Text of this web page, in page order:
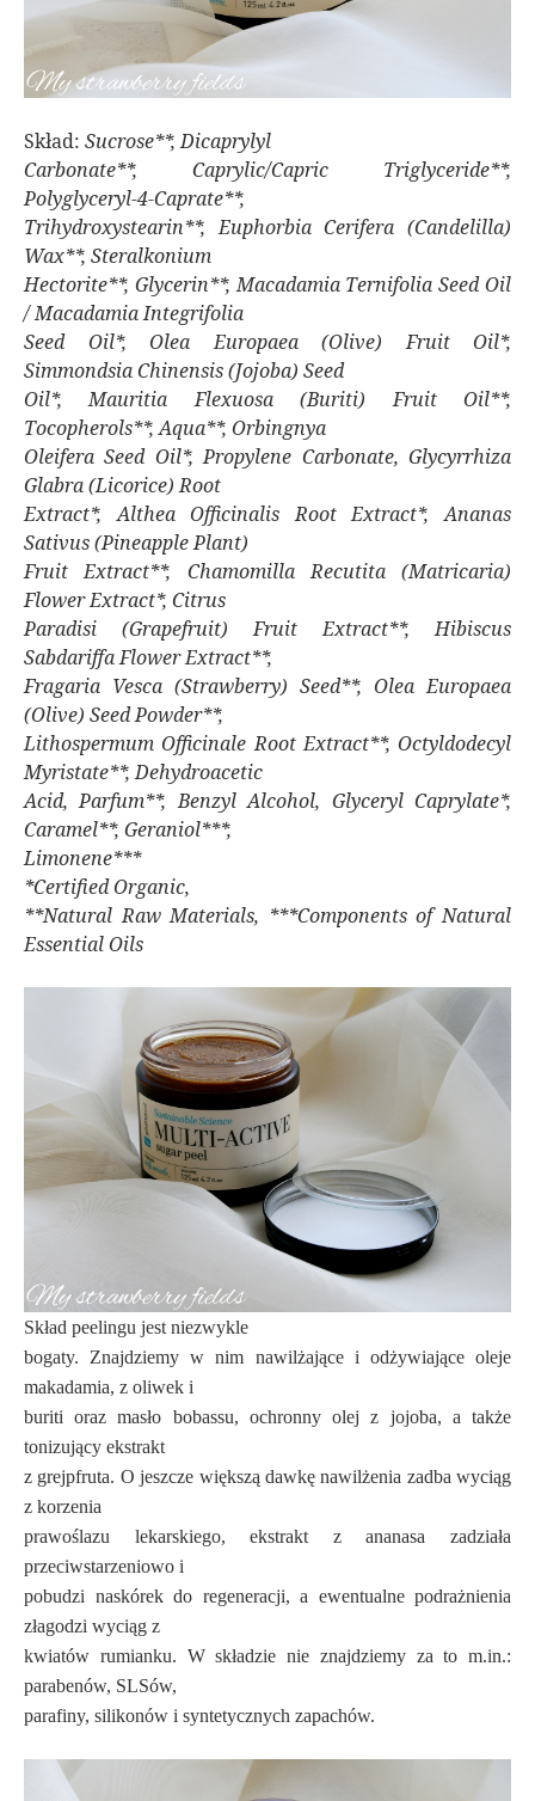
Skład: Sucrose**, Dicaprylyl
Carbonate**, Caprylic/Capric Triglyceride**,
Polyglyceryl-4-Caprate**,
Trihydroxystearin**, Euphorbia Cerifera (Candelilla)
Wax**, Steralkonium
Hectorite**, Glycerin**, Macadamia Ternifolia Seed Oil
/ Macadamia Integrifolia
Seed Oil*, Olea Europaea (Olive) Fruit Oil*,
Simmondsia Chinensis (Jojoba) Seed
Oil*, Mauritia Flexuosa (Buriti) Fruit Oil**,
Tocopherols**, Aqua**, Orbingnya
Oleifera Seed Oil*, Propylene Carbonate, Glycyrrhiza
Glabra (Licorice) Root
Extract*, Althea Officinalis Root Extract*, Ananas
Sativus (Pineapple Plant)
Fruit Extract**, Chamomilla Recutita (Matricaria)
Flower Extract*, Citrus
Paradisi (Grapefruit) Fruit Extract**, Hibiscus
Sabdariffa Flower Extract**,
Fragaria Vesca (Strawberry) Seed**, Olea Europaea
(Olive) Seed Powder**,
Lithospermum Officinale Root Extract**, Octyldodecyl
Myristate**, Dehydroacetic
Acid, Parfum**, Benzyl Alcohol, Glyceryl Caprylate*,
Caramel**, Geraniol***,
Limonene***
*Certified Organic,
**Natural Raw Materials, ***Components of Natural
Essential Oils
Skład peelingu jest niezwykle
bogaty. Znajdziemy w nim nawilżające i odżywiające oleje
makadamia, z oliwek i
buriti oraz masło bobassu, ochronny olej z jojoba, a także
tonizujący ekstrakt
z grejpfruta. O jeszcze większą dawkę nawilżenia zadba wyciąg
z korzenia
prawoślazu lekarskiego, ekstrakt z ananasa zadziała
przeciwstarzeniowo i
pobudzi naskórek do regeneracji, a ewentualne podrażnienia
złagodzi wyciąg z
kwiatów rumianku. W składzie nie znajdziemy za to m.in.:
parabenów, SLSów,
parafiny, silikonów i syntetycznych zapachów.